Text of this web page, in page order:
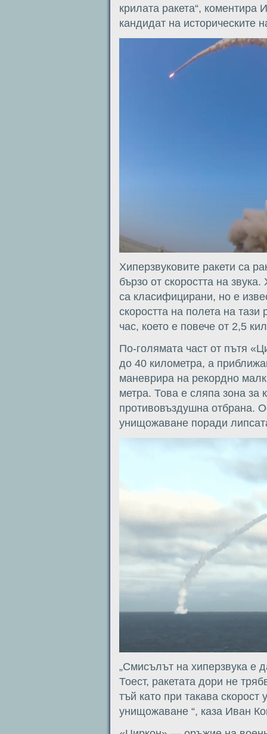
крилата ракета“, коментира
кандидат на историческите
Хиперзвуковите ракети са
бързо от скоростта на
са класифицирани, но е
скоростта на полета на
час, което е повече от 2,5
По-голямата част от пътя
до 40 километра, а
маневрира на рекордно
метра. Това е сляпа зона за
противовъздушна отбрана.
унищожаване поради
„Смисълът на хиперзвука е
Тоест, ракетата дори не
тъй като при такава
унищожаване “, каза Иван